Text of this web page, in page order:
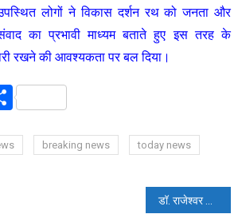
लोगों ने विकास दर्शन रथ को जनता और
का प्रभावी माध्यम बताते हुए इस तरह के
रखने की आवश्यकता पर बल दिया।
Share
breaking news
today news